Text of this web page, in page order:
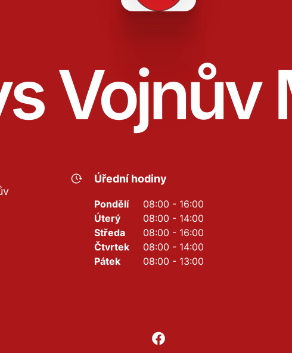
Vojnův
Úřední hodiny
Pondělí
08:00 - 16:00
Úterý
08:00 - 14:00
Středa
08:00 - 16:00
Čtvrtek
08:00 - 14:00
Pátek
08:00 - 13:00